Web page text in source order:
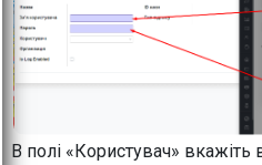
В полі «Користувач» вкажіть